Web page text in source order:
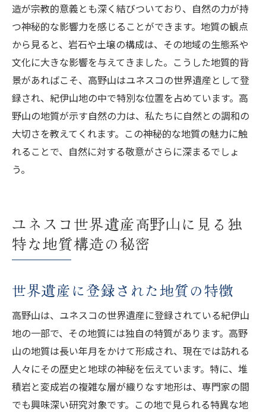
造が宗教的意義とも深く結びついており、自然の力が持
つ神秘的な影響力を感じることができます。地質の観点
から見ると、岩石や土壌の構成は、その地域の生態系や
文化に大きな影響を与えてきました。こうした地質的背
景があればこそ、高野山はユネスコの世界遺産として登
録され、紀伊山地の中で特別な位置を占めています。高
野山の地質が示す自然の力は、私たちに自然との調和の
大切さを教えてくれます。この神秘的な地質の魅力に触
れることで、自然に対する敬意がさらに深まるでしょ
う。
ユネスコ世界遺産高野山に見る独
特な地質構造の秘密
世界遺産に登録された地質の特徴
高野山は、ユネスコの世界遺産に登録されている紀伊山
地の一部で、その地質には独自の特質があります。高野
山の地質は長い年月をかけて形成され、現在では訪れる
人々にその歴史と地球の神秘を伝えています。特に、堆
積岩と変成岩の複雑な層が織りなす地形は、専門家の間
でも興味深い研究対象です。この地で見られる特異な地